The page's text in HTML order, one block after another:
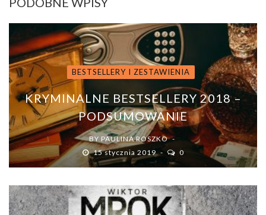
BESTSELLERY I ZESTAWIENIA
KRYMINALNE BESTSELLERY 2018 –
PODSUMOWANIE
BY PAULINA ROSZKO
15 stycznia 2019
0